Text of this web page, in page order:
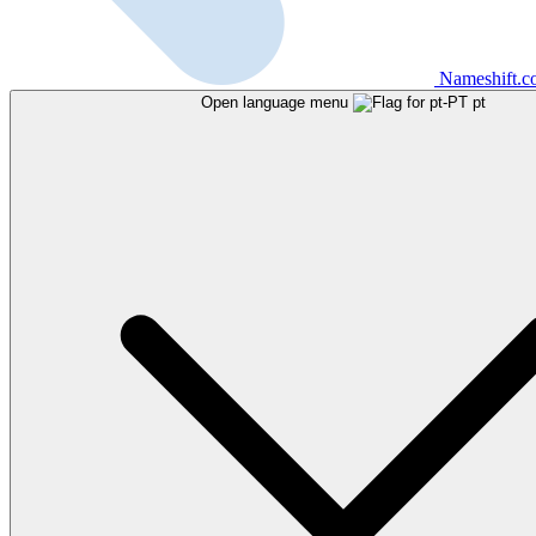
Open language menu pt